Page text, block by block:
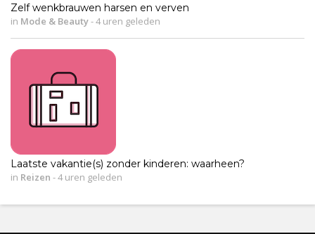
Zelf wenkbrauwen harsen en verven
in Mode & Beauty-4 uren geleden
Laatste vakantie(s) zonder kinderen: waarheen?
in Reizen -4 uren geleden